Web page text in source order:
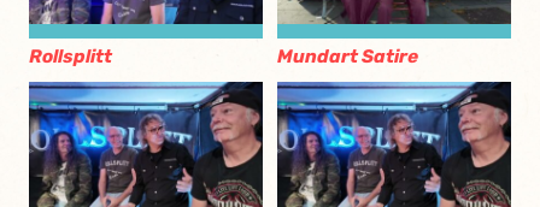
Rollsplitt Mundart Satire